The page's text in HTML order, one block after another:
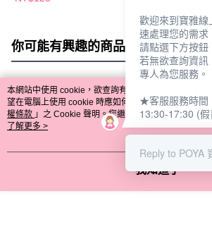
你可能有興趣的商品 全站排行
熱門標籤
本網站中使用 cookie，欲查詢有關本網站使用 cookie
望在電腦上使用 cookie 時應如何變更電腦的 cookie 設
權條款 」之 Cookie 聲明。您繼續使用本網站即表示
用條款之 Cookie 聲明使用 cookie。
了解更多 >
我知道了
歡迎來到寶雅線
速處理您的需求
請點選下方按鈕
若無欲查詢資訊
專人為您服務。
★客服服務時間
13:30-17:30 (
Reply to POYA